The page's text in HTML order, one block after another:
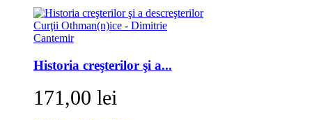
Historia creşterilor şi a...
171,00 lei